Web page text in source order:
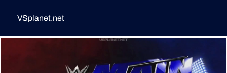
VSplanet.net